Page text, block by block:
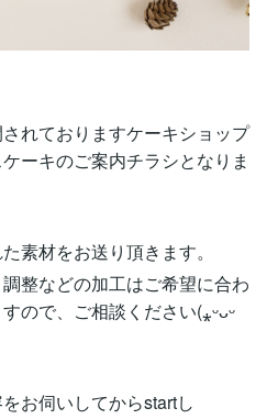
れておりますケーキショップ
ーキのご案内チラシとなりま
素材をお送り頂きます。
整などの加工はご希望に合わ
ので、ご相談ください(⁎ᵕᴗᵕ
お伺いしてからstartし